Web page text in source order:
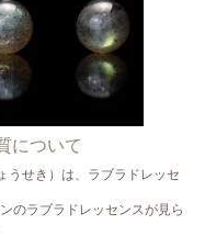
について
うせき）は、ラブラドレッセ
のラブラドレッセンスが見ら